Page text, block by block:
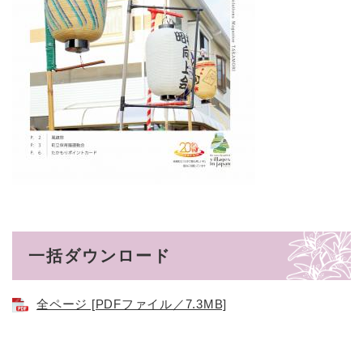
一括ダウンロード
全ページ [PDFファイル／7.3MB]